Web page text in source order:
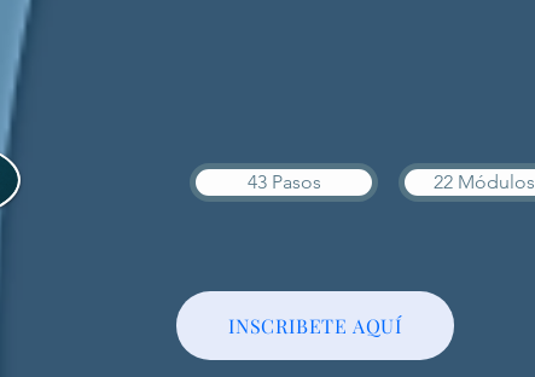
43 Pasos 22 Módulos
INSCRIBETE AQUÍ